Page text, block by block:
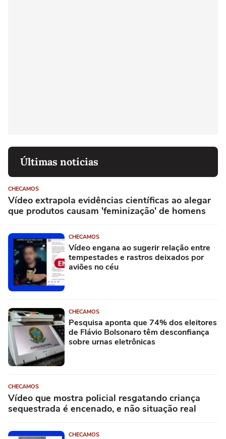
Últimas notícias
CHECAMOS
Vídeo extrapola evidências científicas ao alegar
que produtos causam 'feminização' de homens
CHECAMOS
Vídeo engana ao sugerir relação entre
tempestades e rastros deixados por
aviões no céu
CHECAMOS
Pesquisa aponta que 74% dos eleitores
de Flávio Bolsonaro têm desconfiança
sobre urnas eletrônicas
CHECAMOS
Vídeo que mostra policial resgatando criança
sequestrada é encenado, e não situação real
CHECAMOS